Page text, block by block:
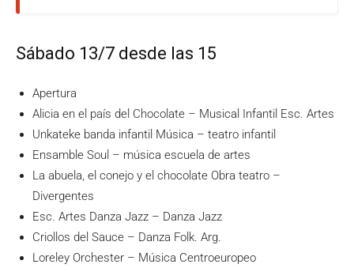
Sábado 13/7 desde las 15
Apertura
Alicia en el país del Chocolate – Musical Infantil Esc. Artes
Unkateke banda infantil Música – teatro infantil
Ensamble Soul – música escuela de artes
La abuela, el conejo y el chocolate Obra teatro –
Divergentes
Esc. Artes Danza Jazz – Danza Jazz
Criollos del Sauce – Danza Folk. Arg.
Loreley Orchester – Música Centroeuropeo